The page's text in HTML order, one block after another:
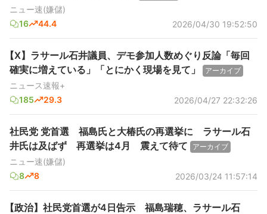
ニュー速(嫌儲)
16
44.4 2026/04/30 19:52:50
【X】ラサール石井議員、デモ参加人数めぐり反論「毎回
確実に増えている」「とにかく現場を見て」
アーカイブ
ニュース速報+
185
29.3 2026/04/27 22:32:26
社民党 党首選 福島氏と大椿氏の再選挙に ラサール石
井氏は及ばず 再選挙は4月 震えて待て
アーカイブ
ニュー速(嫌儲)
8
8 2026/03/24 11:57:14
【政治】社民党首選が4日告示 福島瑞穂、ラサール石